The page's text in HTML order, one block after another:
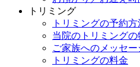
トリミング
トリミングの予約方
当院のトリミングの
ご家族へのメッセー
トリミングの料金